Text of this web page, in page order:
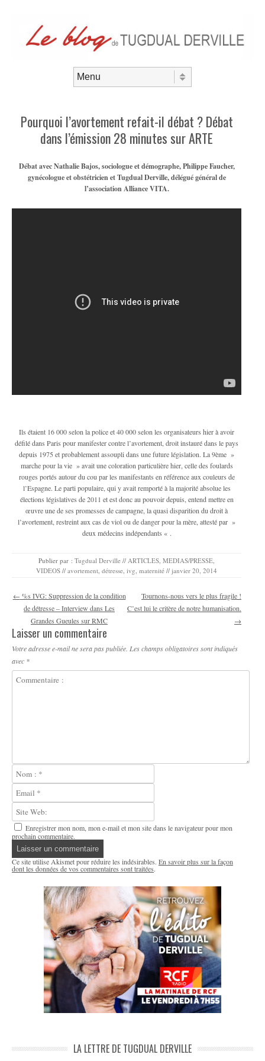
Pourquoi l’avortement refait-il débat ? Débat
dans l’émission 28 minutes sur ARTE
Débat avec Nathalie Bajos, sociologue et démographe, Philippe Faucher,
gynécologue et obstétricien et Tugdual Derville, délégué général de
l’association Alliance VITA.
Ils étaient 16 000 selon la police et 40 000 selon les organisateurs hier à avoir
défilé dans Paris pour manifester contre l’avortement, droit instauré dans le pays
depuis 1975 et probablement assoupli dans une future législation. La 9ème »
marche pour la vie » avait une coloration particulière hier, celle des foulards
rouges portés autour du cou par les manifestants en référence aux couleurs de
l’Espagne. Le parti populaire, qui y avait remporté à la majorité absolue les
élections législatives de 2011 et est donc au pouvoir depuis, entend mettre en
œuvre une de ses promesses de campagne, la quasi disparition du droit à
l’avortement, restreint aux cas de viol ou de danger pour la mère, attesté par »
deux médecins indépendants « .
Publier par : Tugdual Derville // ARTICLES MEDIAS/PRESSE
VIDEOS // avortement détresse ivg maternité // janvier 20, 2014
Navigation des articles
← %s IVG: Suppression de la condition
de détresse – Interview dans Les
Grandes Gueules sur RMC
Tournons-nous vers le plus fragile !
C’est lui le critère de notre humanisation.
→
Laisser un commentaire
Votre adresse e-mail ne sera pas publiée. Les champs obligatoires sont indiqués
avec *
Enregistrer mon nom, mon e-mail et mon site dans le navigateur pour mon
prochain commentaire.
Ce site utilise Akismet pour réduire les indésirables. En savoir plus sur la façon
dont les données de vos commentaires sont traitées.
LA LETTRE DE TUGDUAL DERVILLE